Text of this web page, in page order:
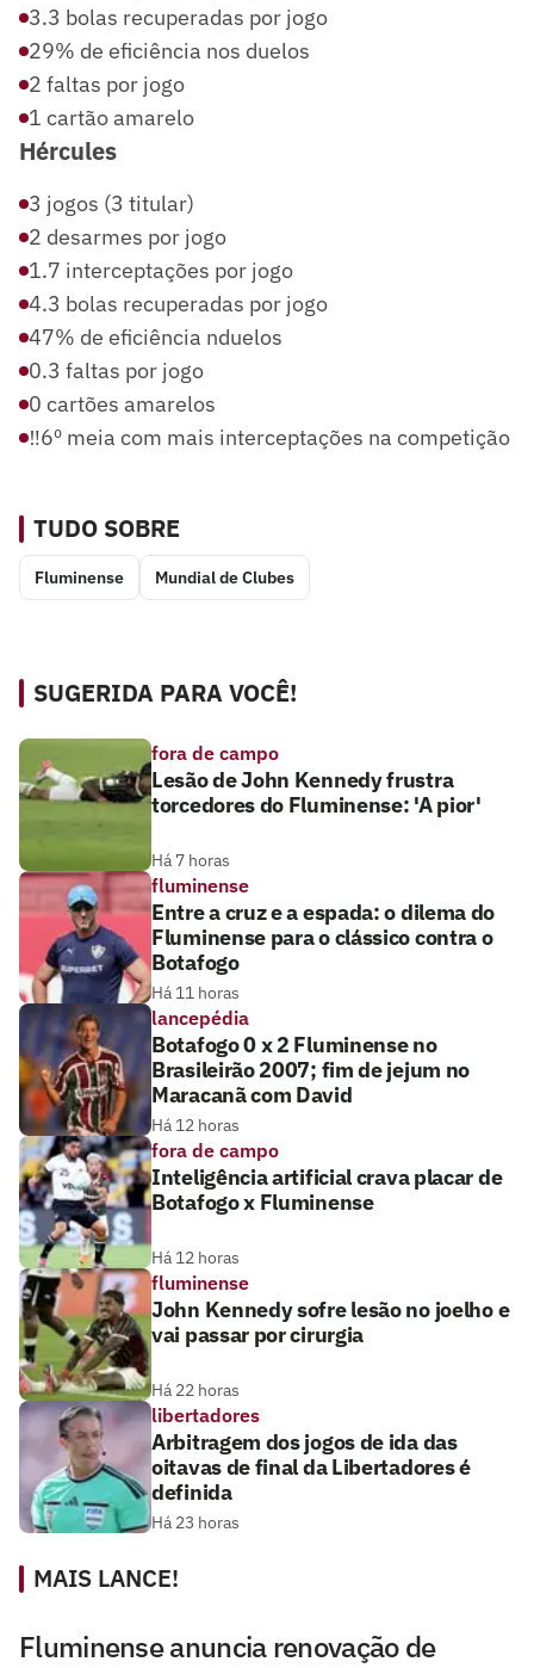
3.3 bolas recuperadas por jogo
29% de eficiência nos duelos
2 faltas por jogo
1 cartão amarelo
Hércules
3 jogos (3 titular)
2 desarmes por jogo
1.7 interceptações por jogo
4.3 bolas recuperadas por jogo
47% de eficiência nduelos
0.3 faltas por jogo
0 cartões amarelos
‼️6º meia com mais interceptações na competição
TUDO SOBRE
Fluminense Mundial de Clubes
SUGERIDA PARA VOCÊ!
fora de campo
Lesão de John Kennedy frustra
torcedores do Fluminense: 'A pior'
Há 7 horas
fluminense
Entre a cruz e a espada: o dilema do
Fluminense para o clássico contra o
Botafogo
Há 11 horas
lancepédia
Botafogo 0 x 2 Fluminense no
Brasileirão 2007; fim de jejum no
Maracanã com David
Há 12 horas
fora de campo
Inteligência artificial crava placar de
Botafogo x Fluminense
Há 12 horas
fluminense
John Kennedy sofre lesão no joelho e
vai passar por cirurgia
Há 22 horas
libertadores
Arbitragem dos jogos de ida das
oitavas de final da Libertadores é
definida
Há 23 horas
MAIS LANCE!
Fluminense anuncia renovação de